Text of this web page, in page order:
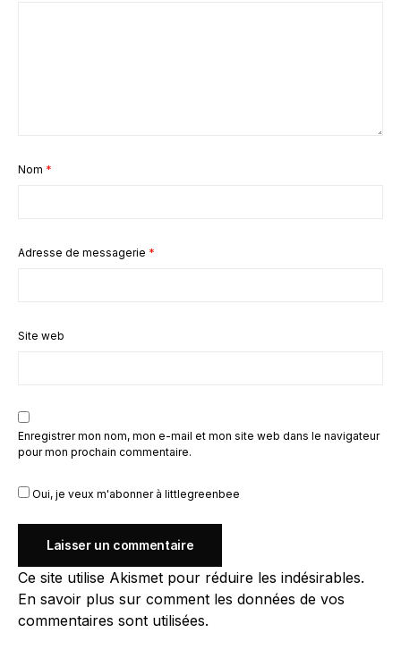
Nom *
Adresse de messagerie *
Site web
Enregistrer mon nom, mon e-mail et mon site web dans le navigateur
pour mon prochain commentaire.
Oui, je veux m'abonner à littlegreenbee
Ce site utilise Akismet pour réduire les indésirables.
En savoir plus sur comment les données de vos
commentaires sont utilisées.